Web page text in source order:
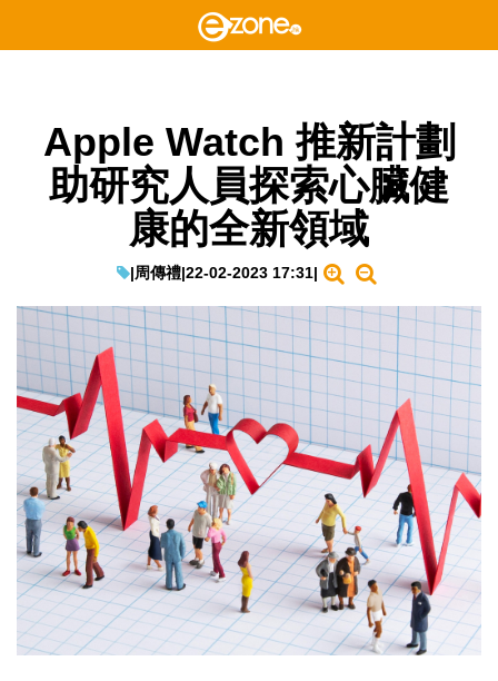
Apple Watch 推新計劃
助研究人員探索心臟健
康的全新領域
|周傳禮|22-02-2023 17:31|